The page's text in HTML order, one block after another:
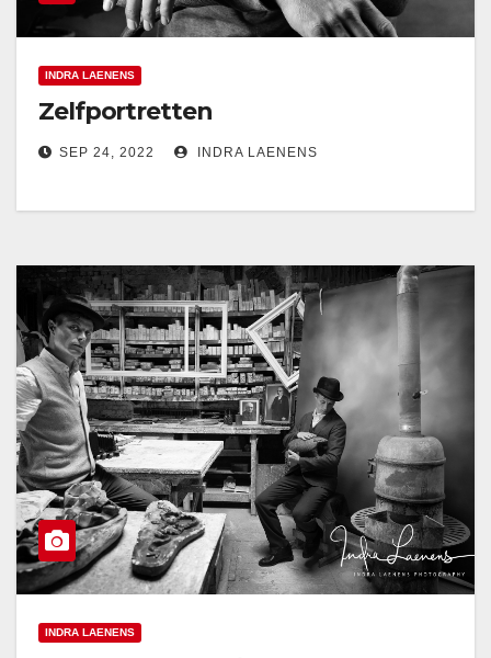
INDRA LAENENS
Zelfportretten
SEP 24, 2022 INDRA LAENENS
INDRA LAENENS